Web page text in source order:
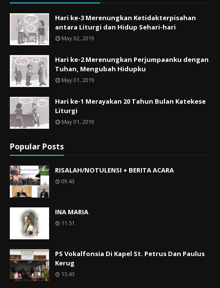
Hari ke-3 Merenungkan Ketidakterpisahan
antara Liturgi dan Hidup Sehari-hari
May 02, 2019
Hari ke-2 Merenungkan Perjumpaanku dengan
Tuhan, Mengubah Hidupku
May 01, 2019
Hari ke-1 Merayakan 20 Tahun Bulan Katekese
Liturgi
May 01, 2019
Popular Posts
RISALAH/NOTULENSI + BERITA ACARA
09.43
INA MARIA
11.51
PS Vokalfonsia Di Kapel St. Petrus Dan Paulus
Kerug
15.43